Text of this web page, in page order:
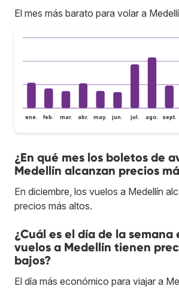
El mes más barato para volar a
ene. feb. mar. abr. may. jun. jul. ago. sept.
¿En qué mes los boletos de
Medellín alcanzan precios
En diciembre, los vuelos a Medellín
precios más altos.
¿Cuál es el día de la semana
vuelos a Medellín tienen
bajos?
El día más económico para viajar a